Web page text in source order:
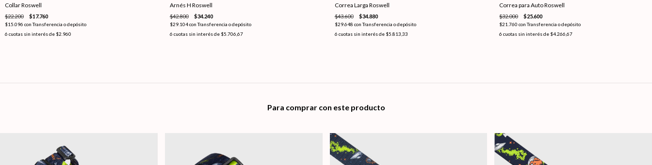
Collar Roswell
$22.200 $17.760
$15.096 con Transferencia o depósito
6 cuotas sin interés de $2.960
Arnés H Roswell
$42.800 $34.240
$29.104con Transferencia o depósito
6 cuotas sin interés de $5.706,67
Correa Larga Roswell
$43.600 $34.880
$29.648 con Transferencia o depósito
6 cuotas sin interés de $5.813,33
Correa para Auto Roswell
$32.000 $25.600
$21.760con Transferencia o depósito
6 cuotas sin interés de $4.266,67
Para comprar con este producto